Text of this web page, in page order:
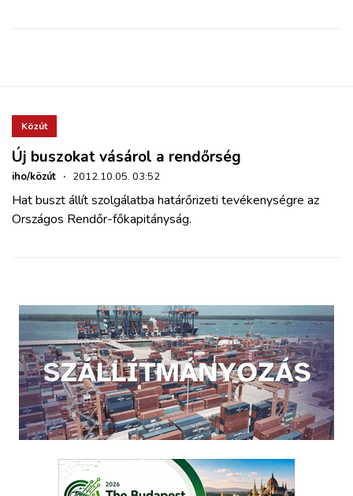
Közút
Új buszokat vásárol a rendőrség
iho/közút · 2012.10.05. 03:52
Hat buszt állít szolgálatba határőrizeti tevékenységre az
Országos Rendőr-főkapitányság.